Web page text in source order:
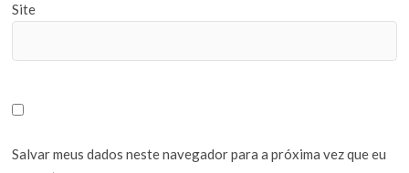
Site
Salvar meus dados neste navegador para a próxima vez que eu